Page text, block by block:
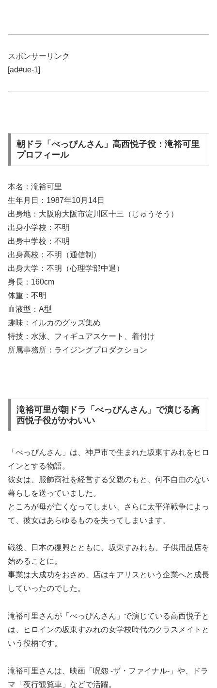
スポンサーリンク
[ad#ue-1]
朝ドラ「べっぴんさん」高西悦子役：滝裕可里
プロフィール
本名：滝裕可里
生年月日：1987年10月14日
出身地：大阪府大阪市淀川区十三（じゅうそう）
出身小学校：不明
出身中学校：不明
出身高校：不明（通信制）
出身大学：不明（心理学部中退）
身長：160cm
体重：不明
血液型：A型
趣味：イルカのグッズ集め
特技：水泳、フィギュアスケート、着付け
所属事務所：ライジングプロダクション
滝裕可里が朝ドラ「べっぴんさん」で演じる高
西悦子役がかわいい
「べっぴんさん」は、神戸市で生まれた坂東すみれをヒロ
インとする物語。
彼女は、服飾商社を経営する父親のもと、何不自由のない
暮らしを送っていました。
ところが母が亡くなってしまい、さらに太平洋戦争によっ
て、彼女はあらゆるものを失ってしまいます。
戦後、日本の復興とともに、坂東すみれも、子供用品店を
始めることに。
事業は大成功をおさめ、店はキアリスという企業へと成長
していったのでした。
滝裕可里さんが「べっぴんさん」で演じている高西悦子と
は、ヒロインの坂東すみれの女学校時代のクラスメイトと
いう役柄です。
滝裕可里さんは、映画「呪怨 -ザ・ファイナル-」や、ドラ
マ「夜行観覧車」などで活躍。